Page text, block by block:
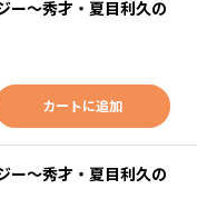
ー～秀才・夏目利久の
カートに追加
ー～秀才・夏目利久の